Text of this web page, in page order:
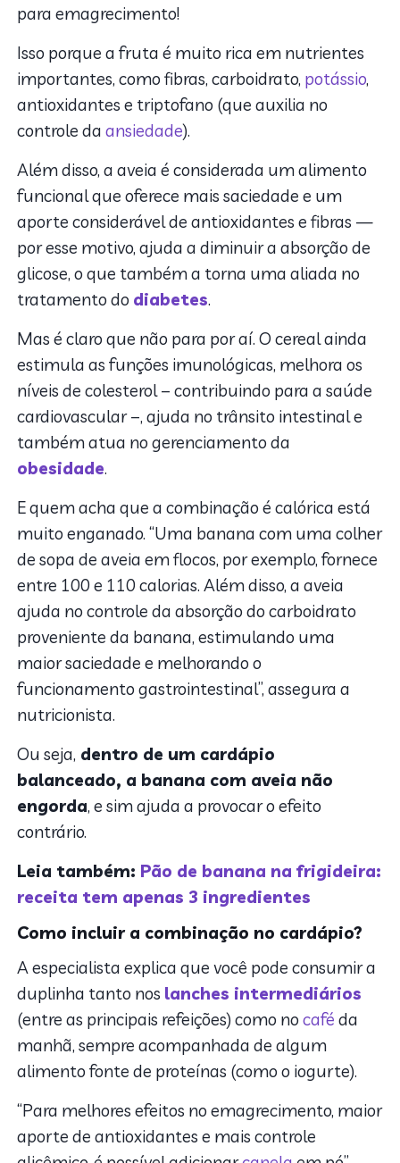
para emagrecimento!
Isso porque a fruta é muito rica em nutrientes
importantes, como fibras, carboidrato, potássio,
antioxidantes e triptofano (que auxilia no
controle daansiedade).
Além disso, a aveia é considerada um alimento
funcional que oferece mais saciedade e um
aporte considerável de antioxidantes e fibras —
por esse motivo, ajuda a diminuir a absorção de
glicose, o que também a torna uma aliada no
tratamento do diabetes.
Mas é claro que não para por aí. O cereal ainda
estimula as funções imunológicas, melhora os
níveis de colesterol – contribuindo para a saúde
cardiovascular –, ajuda no trânsito intestinal e
também atua no gerenciamento da
obesidade.
E quem acha que a combinação é calórica está
muito enganado. “Uma banana com uma colher
de sopa de aveia em flocos, por exemplo, fornece
entre 100 e 110 calorias. Além disso, a aveia
ajuda no controle da absorção do carboidrato
proveniente da banana, estimulando uma
maior saciedade e melhorando o
funcionamento gastrointestinal”, assegura a
nutricionista.
Ou seja, dentro de um cardápio
balanceado, a banana com aveia não
engorda, e sim ajuda a provocar o efeito
contrário.
Leia também: Pão de banana na frigideira:
receita tem apenas 3 ingredientes
Como incluir a combinação no cardápio?
A especialista explica que você pode consumir a
duplinha tanto nos lanches intermediários
(entre as principais refeições) como nocafé da
manhã, sempre acompanhada de algum
alimento fonte de proteínas (como o iogurte).
“Para melhores efeitos no emagrecimento, maior
aporte de antioxidantes e mais controle